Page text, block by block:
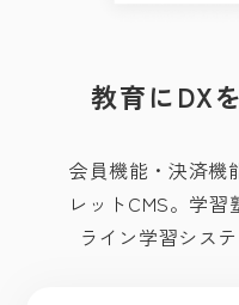
教育にDX
会員機能・決済機
レットCMS。学
ライン学習シス